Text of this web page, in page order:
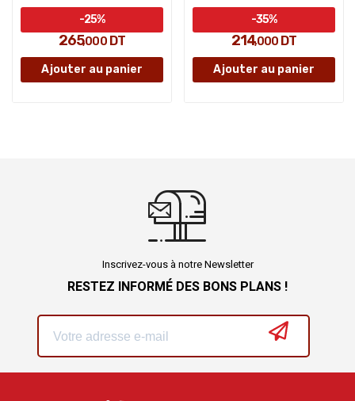
265,000DT
-25%
Ajouter au panier
214,000 DT
-35%
Ajouter au panier
Inscrivez-vous à notre Newsletter
RESTEZ INFORMÉ DES BONS PLANS !